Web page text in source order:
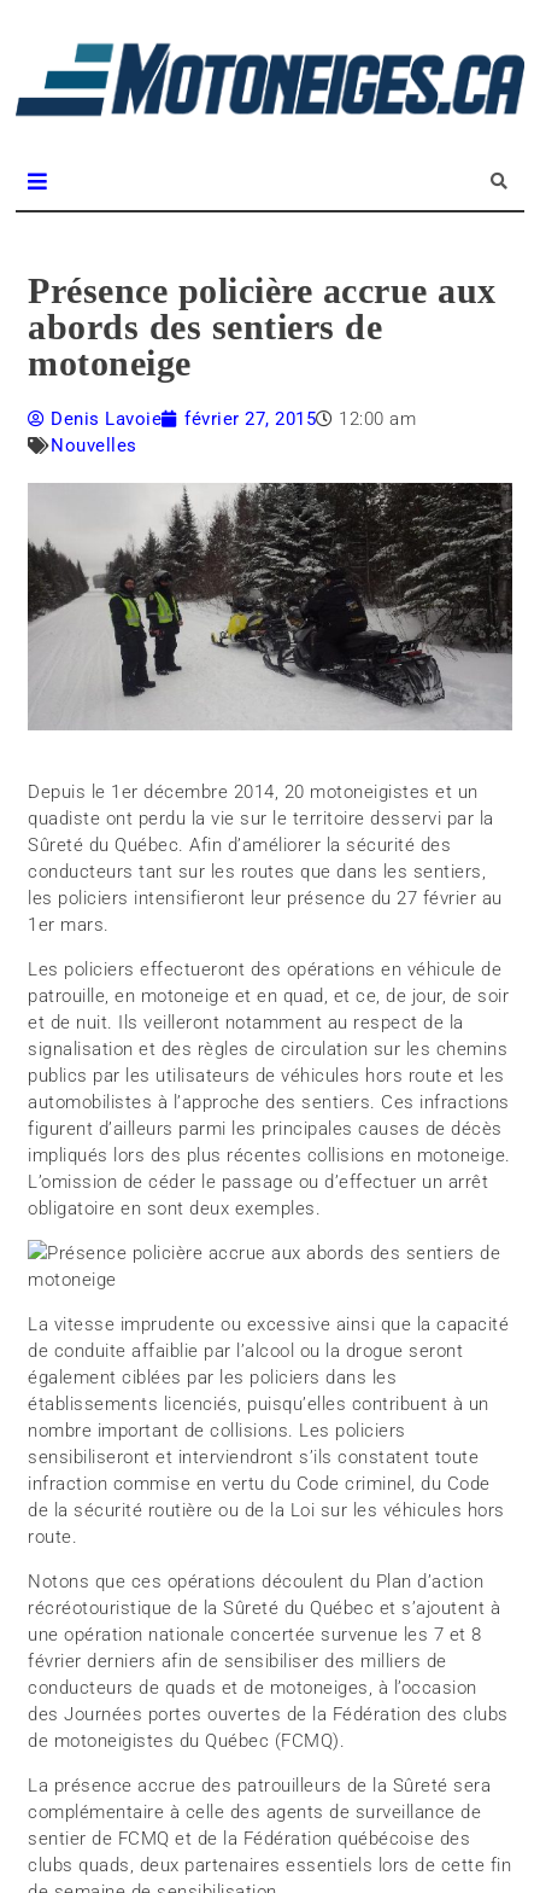
Présence policière accrue aux
abords des sentiers de
motoneige
Denis Lavoie février 27, 2015
12:00 am
Nouvelles
Depuis le 1er décembre 2014, 20 motoneigistes et un
quadiste ont perdu la vie sur le territoire desservi par la
Sûreté du Québec. Afin d’améliorer la sécurité des
conducteurs tant sur les routes que dans les sentiers,
les policiers intensifieront leur présence du 27 février au
1er mars.
Les policiers effectueront des opérations en véhicule de
patrouille, en motoneige et en quad, et ce, de jour, de soir
et de nuit. Ils veilleront notamment au respect de la
signalisation et des règles de circulation sur les chemins
publics par les utilisateurs de véhicules hors route et les
automobilistes à l’approche des sentiers. Ces infractions
figurent d’ailleurs parmi les principales causes de décès
impliqués lors des plus récentes collisions en motoneige.
L’omission de céder le passage ou d’effectuer un arrêt
obligatoire en sont deux exemples.
La vitesse imprudente ou excessive ainsi que la capacité
de conduite affaiblie par l’alcool ou la drogue seront
également ciblées par les policiers dans les
établissements licenciés, puisqu’elles contribuent à un
nombre important de collisions. Les policiers
sensibiliseront et interviendront s’ils constatent toute
infraction commise en vertu du Code criminel, du Code
de la sécurité routière ou de la Loi sur les véhicules hors
route.
Notons que ces opérations découlent du Plan d’action
récréotouristique de la Sûreté du Québec et s’ajoutent à
une opération nationale concertée survenue les 7 et 8
février derniers afin de sensibiliser des milliers de
conducteurs de quads et de motoneiges, à l’occasion
des Journées portes ouvertes de la Fédération des clubs
de motoneigistes du Québec (FCMQ).
La présence accrue des patrouilleurs de la Sûreté sera
complémentaire à celle des agents de surveillance de
sentier de FCMQ et de la Fédération québécoise des
clubs quads, deux partenaires essentiels lors de cette fin